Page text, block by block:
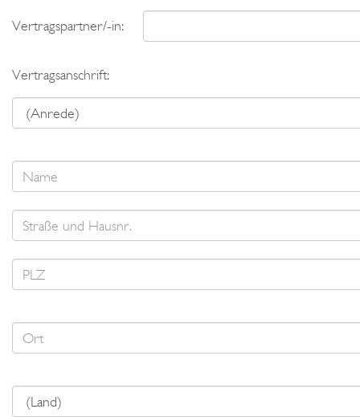
Vertragspartner/-in:
Vertragsanschrift: